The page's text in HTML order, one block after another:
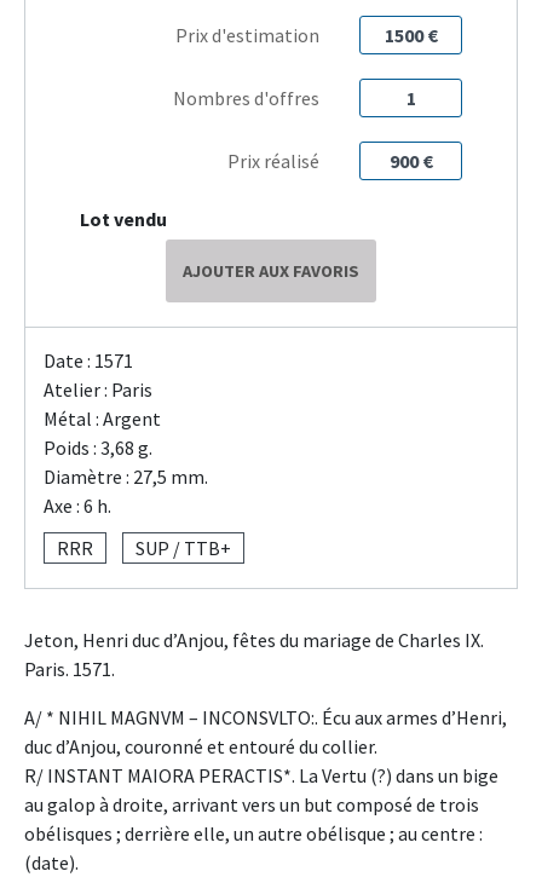
Prix d'estimation 1500 €
Nombres d'offres 1
Prix réalisé 900 €
Lot vendu
AJOUTER AUX FAVORIS
Date : 1571
Atelier : Paris
Métal : Argent
Poids : 3,68 g.
Diamètre : 27,5 mm.
Axe : 6 h.
RRR
SUP / TTB+
Jeton, Henri duc d’Anjou, fêtes du mariage de Charles IX.
Paris. 1571.
A/ * NIHIL MAGNVM – INCONSVLTO:. Écu aux armes d’Henri,
duc d’Anjou, couronné et entouré du collier.
R/ INSTANT MAIORA PERACTIS*. La Vertu (?) dans un bige
au galop à droite, arrivant vers un but composé de trois
obélisques ; derrière elle, un autre obélisque ; au centre :
(date).